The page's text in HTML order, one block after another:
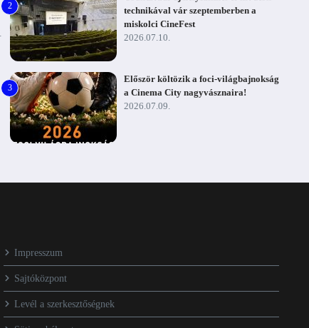
2
technikával vár szeptemberben a
miskolci CineFest
2026.07.10.
3
Először költözik a foci-világbajnokság
a Cinema City nagyvásznaira!
2026.07.09.
Impresszum
Sajtóközpont
Levél a szerkesztőségnek